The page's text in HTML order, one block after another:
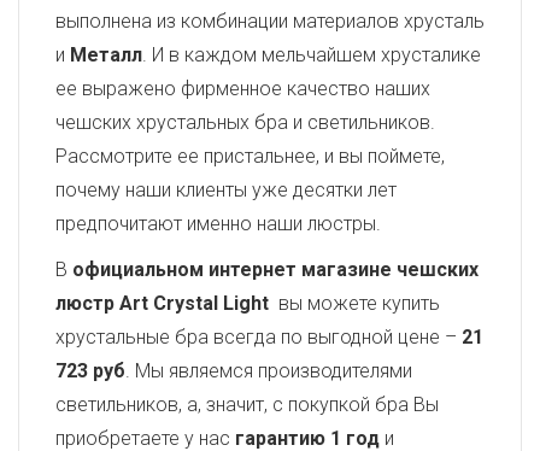
выполнена из комбинации материалов хрусталь
и Металл. И в каждом мельчайшем хрусталике
ее выражено фирменное качество наших
чешских хрустальных бра и светильников.
Рассмотрите ее пристальнее, и вы поймете,
почему наши клиенты уже десятки лет
предпочитают именно наши люстры.
В официальном интернет магазине чешских
люстр Art Crystal Light вы можете купить
хрустальные бра всегда по выгодной цене – 21
723 руб. Мы являемся производителями
светильников, а, значит, с покупкой бра Вы
приобретаете у нас гарантию 1 год и